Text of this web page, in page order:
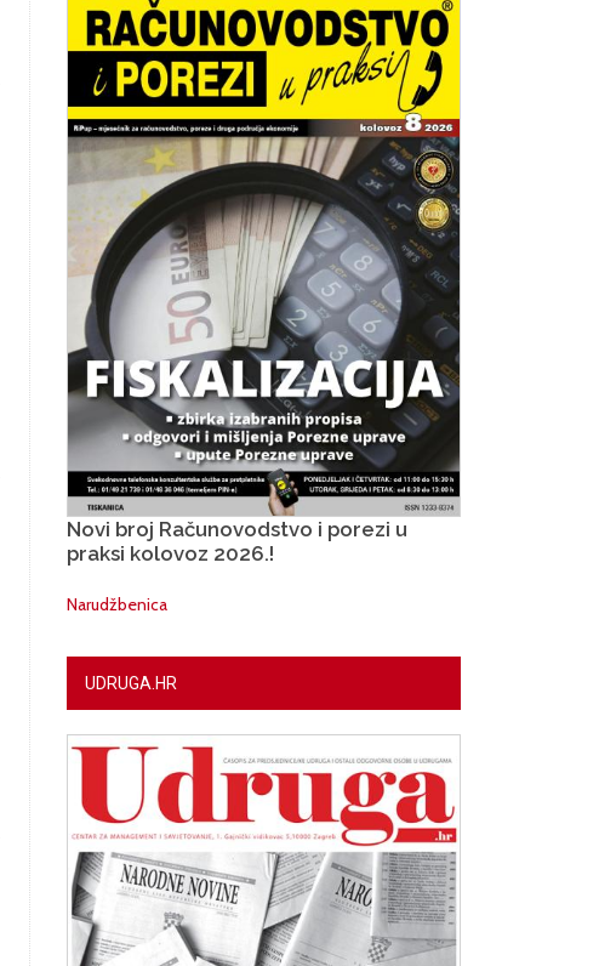
Novi broj Računovodstvo i porezi u
praksi kolovoz 2026.!
Narudžbenica
UDRUGA.HR